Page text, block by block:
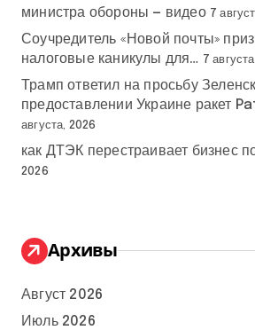
министра обороны — видео 7
Соучредитель «Новой почты»
налоговые каникулы для… 7
Трамп ответил на просьбу
предоставлении Украине ракет
августа, 2026
как ДТЭК перестраивает бизнес
2026
Архивы
Август 2026
Июль 2026